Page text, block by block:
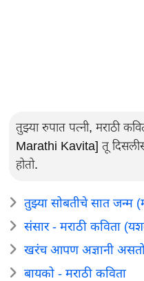
तुझ्या रुपात पत्नी, मराठी
Marathi Kavita] तू
होतो.
तुझ्या सोबतीचे सात जन्म
संसार - मराठी कविता
खरंच आपण अज्ञानी असतो
बायको - मराठी कविता